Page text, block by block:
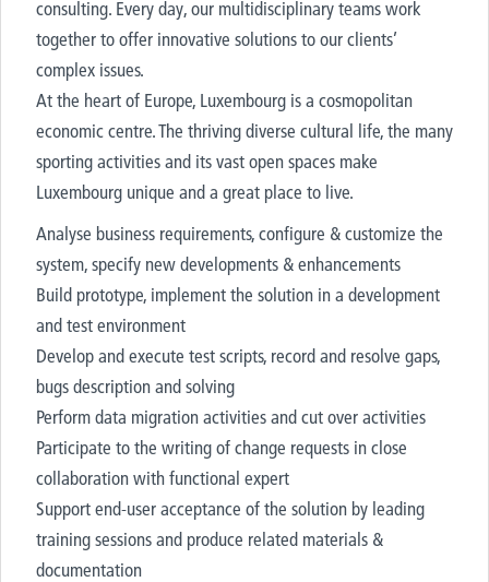
consulting. Every day, our multidisciplinary teams work
together to offer innovative solutions to our clients’
complex issues.
At the heart of Europe, Luxembourg is a cosmopolitan
economic centre. The thriving diverse cultural life, the many
sporting activities and its vast open spaces make
Luxembourg unique and a great place to live.
Analyse business requirements, configure & customize the
system, specify new developments & enhancements
Build prototype, implement the solution in a development
and test environment
Develop and execute test scripts, record and resolve gaps,
bugs description and solving
Perform data migration activities and cut over activities
Participate to the writing of change requests in close
collaboration with functional expert
Support end-user acceptance of the solution by leading
training sessions and produce related materials &
documentation